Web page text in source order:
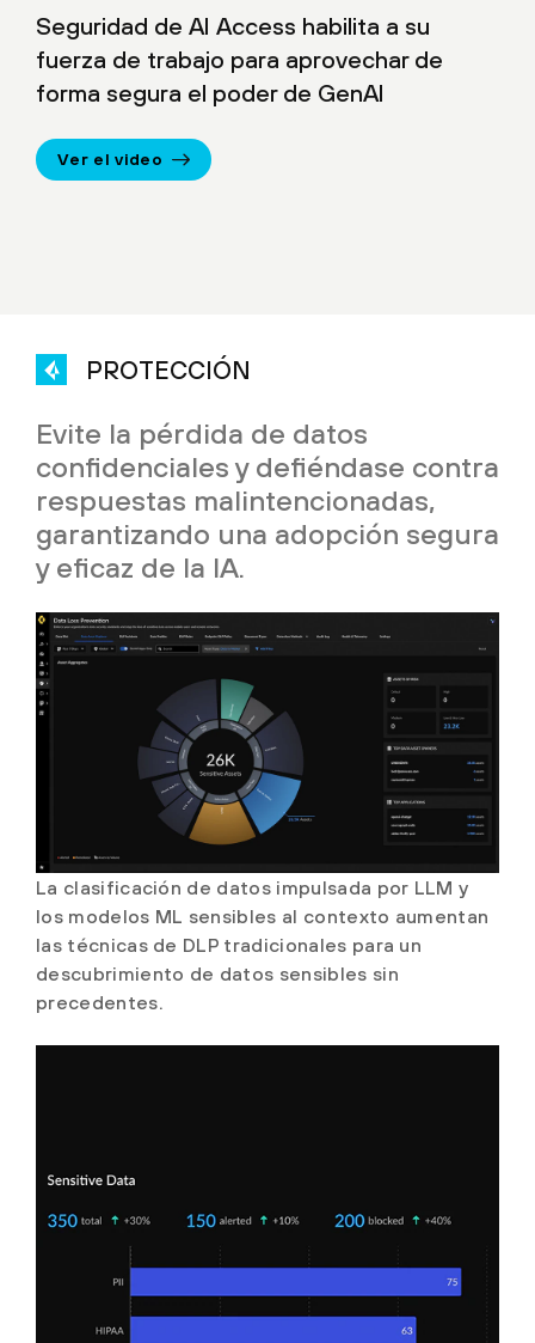
Seguridad de AI Access habilita a su
fuerza de trabajo para aprovechar de
forma segura el poder de GenAI
Ver el video
PROTECCIÓN
Evite la pérdida de datos
confidenciales y defiéndase contra
respuestas malintencionadas,
garantizando una adopción segura
y eficaz de la IA.
La clasificación de datos impulsada por LLM y
los modelos ML sensibles al contexto aumentan
las técnicas de DLP tradicionales para un
descubrimiento de datos sensibles sin
precedentes.